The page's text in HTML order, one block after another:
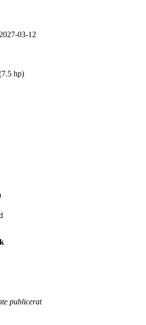
2027-03-12
hp)
publicerat